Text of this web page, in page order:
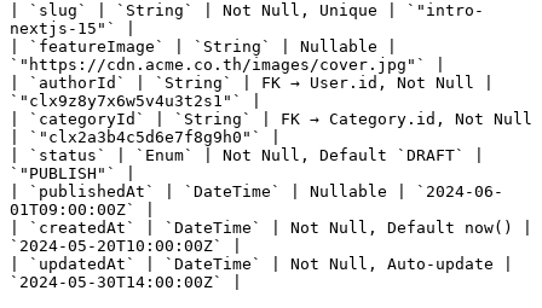
| `slug` | `String` | Not Null, Unique | `"intro-
nextjs-15"` |
| `featureImage` | `String` | Nullable |
`"https://cdn.acme.co.th/images/cover.jpg"` |
| `authorId` | `String` | FK → User.id, Not Null |
`"clx9z8y7x6w5v4u3t2s1"` |
| `categoryId` | `String` | FK → Category.id, Not Null
| `"clx2a3b4c5d6e7f8g9h0"` |
| `status` | `Enum` | Not Null, Default `DRAFT` |
`"PUBLISH"` |
| `publishedAt` | `DateTime` | Nullable | `2024-06-
01T09:00:00Z` |
| `createdAt` | `DateTime` | Not Null, Default now() |
`2024-05-20T10:00:00Z` |
| `updatedAt` | `DateTime` | Not Null, Auto-update |
`2024-05-30T14:00:00Z` |